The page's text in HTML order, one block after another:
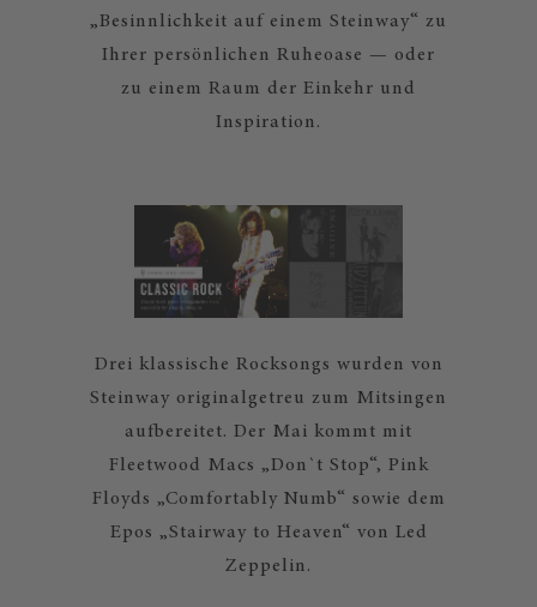
„Besinnlichkeit auf einem Steinway“ zu
Ihrer persönlichen Ruheoase — oder
zu einem Raum der Einkehr und
Inspiration.
Drei klassische Rocksongs wurden von
Steinway originalgetreu zum Mitsingen
aufbereitet. Der Mai kommt mit
Fleetwood Macs „Don`t Stop“, Pink
Floyds „Comfortably Numb“ sowie dem
Epos „Stairway to Heaven“ von Led
Zeppelin.